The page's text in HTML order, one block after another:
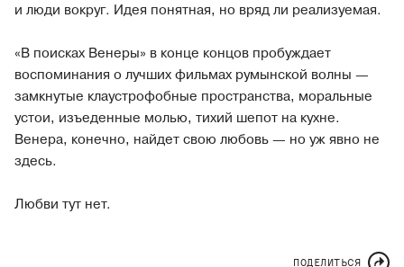
и люди вокруг. Идея понятная, но вряд ли реализуемая.
«В поисках Венеры» в конце концов пробуждает
воспоминания о лучших фильмах румынской волны —
замкнутые клаустрофобные пространства, моральные
устои, изъеденные молью, тихий шепот на кухне.
Венера, конечно, найдет свою любовь — но уж явно не
здесь.
Любви тут нет.
ПОДЕЛИТЬСЯ